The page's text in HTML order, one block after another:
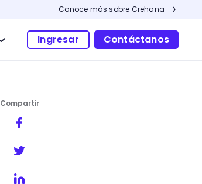
Conoce más sobre Crehana
Ingresar Contáctanos
Compartir